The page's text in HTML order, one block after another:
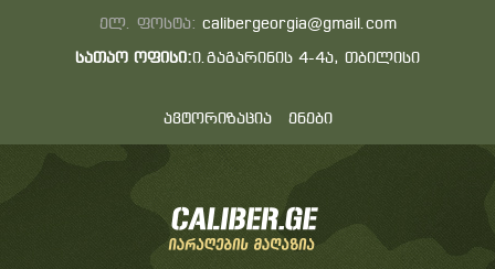
ელ. ფოსტა: calibergeorgia@gmail.com
სათაო ოფისი:ი.გაგარინის 4-4ა, თბილისი
ავტორიზაცია ენები